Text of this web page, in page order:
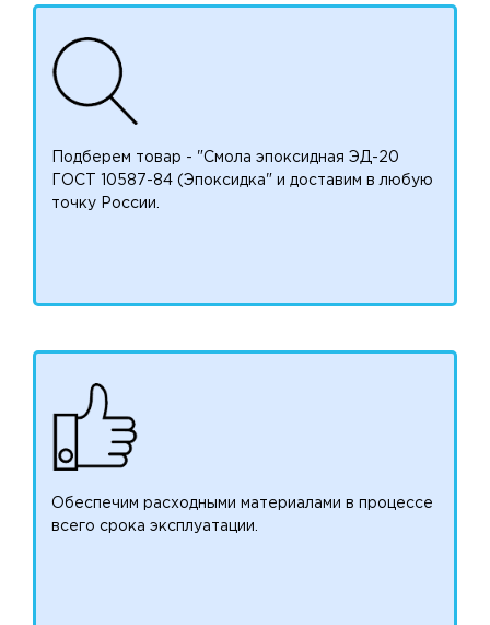
Подберем товар - "Смола эпоксидная ЭД-20
ГОСТ 10587-84 (Эпоксидка" и доставим в любую
точку России.
Обеспечим расходными материалами в процессе
всего срока эксплуатации.